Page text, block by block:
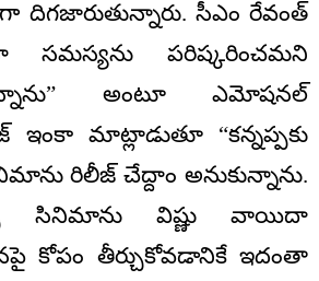
దిగజారుతున్నారు. సీఎం రేవంత్
పరిష్కరించమని
అంటూ ఎమోషనల్
మాట్లాడుతూ “కన్నప్పకు
రిలీజ్ చేద్దాం అనుకున్నాను.
సినిమాను విష్ణు వాయిదా
కోపం తీర్చుకోవడానికే ఇదంతా